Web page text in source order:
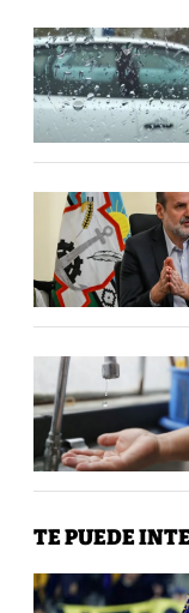
TE PUEDE